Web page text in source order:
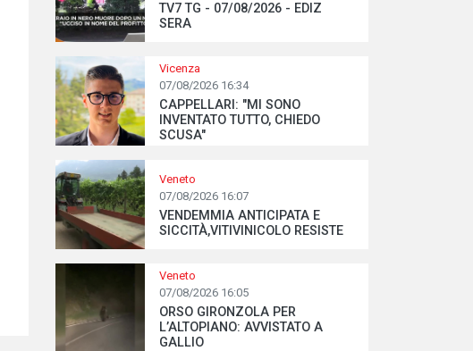
TV7 TG - 07/08/2026 - EDIZ
SERA
Vicenza
07/08/2026 16:34
CAPPELLARI: "MI SONO
INVENTATO TUTTO, CHIEDO
SCUSA"
Veneto
07/08/2026 16:07
VENDEMMIA ANTICIPATA E
SICCITÀ,VITIVINICOLO RESISTE
Veneto
07/08/2026 16:05
ORSO GIRONZOLA PER
L’ALTOPIANO: AVVISTATO A
GALLIO